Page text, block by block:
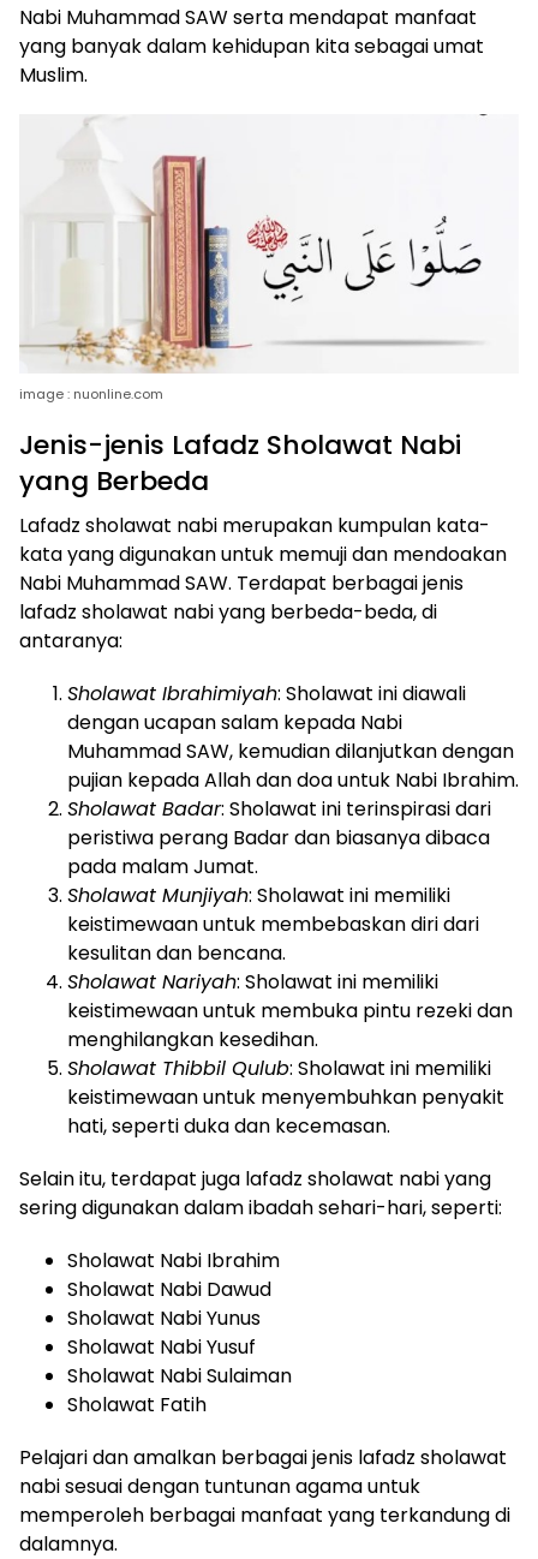
Nabi Muhammad SAW serta mendapat manfaat
yang banyak dalam kehidupan kita sebagai umat
Muslim.
image : nuonline.com
Jenis-jenis Lafadz Sholawat Nabi
yang Berbeda
Lafadz sholawat nabi merupakan kumpulan kata-
kata yang digunakan untuk memuji dan mendoakan
Nabi Muhammad SAW. Terdapat berbagai jenis
lafadz sholawat nabi yang berbeda-beda, di
antaranya:
Sholawat Ibrahimiyah: Sholawat ini diawali
dengan ucapan salam kepada Nabi
Muhammad SAW, kemudian dilanjutkan dengan
pujian kepada Allah dan doa untuk Nabi Ibrahim.
Sholawat Badar: Sholawat ini terinspirasi dari
peristiwa perang Badar dan biasanya dibaca
pada malam Jumat.
Sholawat Munjiyah: Sholawat ini memiliki
keistimewaan untuk membebaskan diri dari
kesulitan dan bencana.
Sholawat Nariyah: Sholawat ini memiliki
keistimewaan untuk membuka pintu rezeki dan
menghilangkan kesedihan.
Sholawat Thibbil Qulub: Sholawat ini memiliki
keistimewaan untuk menyembuhkan penyakit
hati, seperti duka dan kecemasan.
Selain itu, terdapat juga lafadz sholawat nabi yang
sering digunakan dalam ibadah sehari-hari, seperti:
Sholawat Nabi Ibrahim
Sholawat Nabi Dawud
Sholawat Nabi Yunus
Sholawat Nabi Yusuf
Sholawat Nabi Sulaiman
Sholawat Fatih
Pelajari dan amalkan berbagai jenis lafadz sholawat
nabi sesuai dengan tuntunan agama untuk
memperoleh berbagai manfaat yang terkandung di
dalamnya.